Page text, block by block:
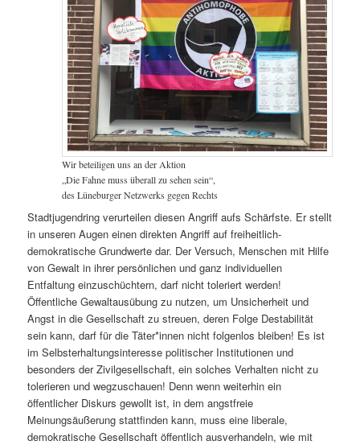
Wir beteiligen uns an der Aktion
„Die Fahne muss überall zu sehen sein“,
des Lüneburger Netzwerks gegen Rechts
Stadtjugendring verurteilen diesen Angriff aufs Schärfste. Er stellt
in unseren Augen einen direkten Angriff auf freiheitlich-
demokratische Grundwerte dar. Der Versuch, Menschen mit Hilfe
von Gewalt in ihrer persönlichen und ganz individuellen
Entfaltung einzuschüchtern, darf nicht toleriert werden!
Öffentliche Gewaltausübung zu nutzen, um Unsicherheit und
Angst in die Gesellschaft zu streuen, deren Folge Destabilität
sein kann, darf für die Täter*innen nicht folgenlos bleiben! Es ist
im Selbsterhaltungsinteresse politischer Institutionen und
besonders der Zivilgesellschaft, ein solches Verhalten nicht zu
tolerieren und wegzuschauen! Denn wenn weiterhin ein
öffentlicher Diskurs gewollt ist, in dem angstfreie
Meinungsäußerung stattfinden kann, muss eine liberale,
demokratische Gesellschaft öffentlich ausverhandeln, wie mit